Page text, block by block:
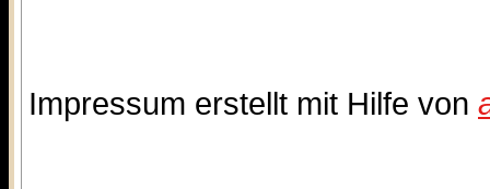
Impressum erstellt mit Hilfe von